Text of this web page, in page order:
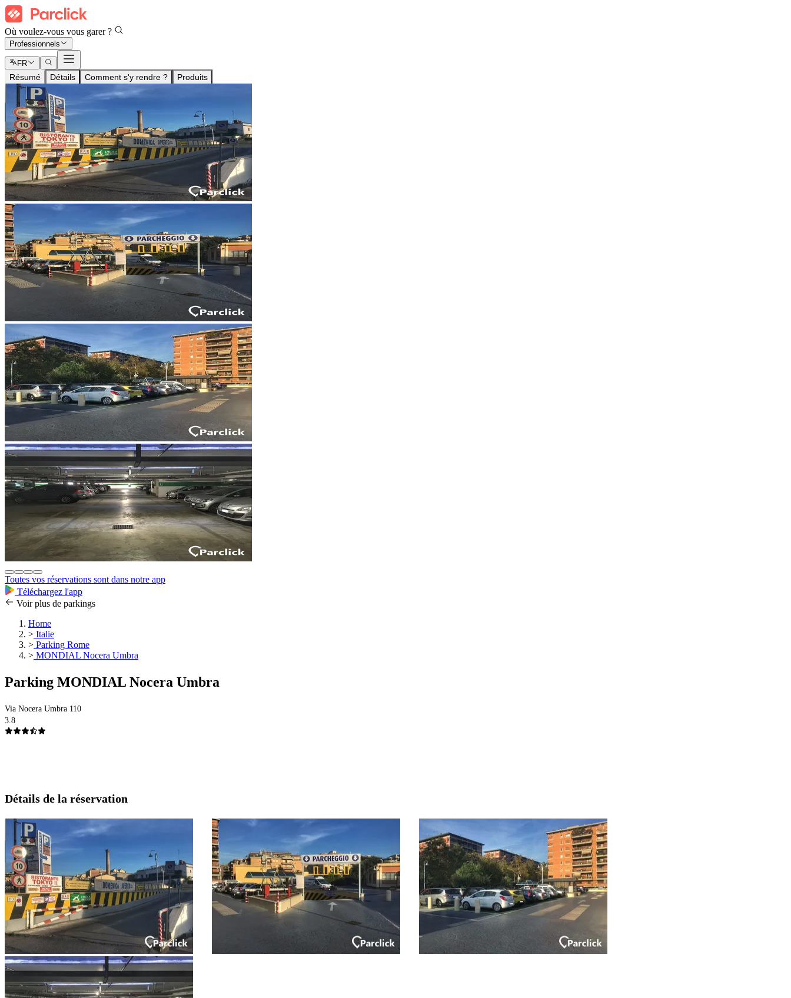
Où voulez-vous vous garer ?
Professionnels
FR
Résumé Détails Comment s'y rendre ? Produits
Toutes vos réservations sont dans notre app
Téléchargez l'app
Voir plus de parkings
Home
> Italie
> Parking Rome
> MONDIAL Nocera Umbra
Parking MONDIAL Nocera Umbra
Via Nocera Umbra 110
3.8
Détails de la réservation